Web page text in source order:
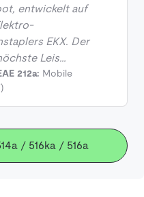
entwickelt auf
EKX. Der
Leis…
212a: Mobile
/ 516ka / 516a